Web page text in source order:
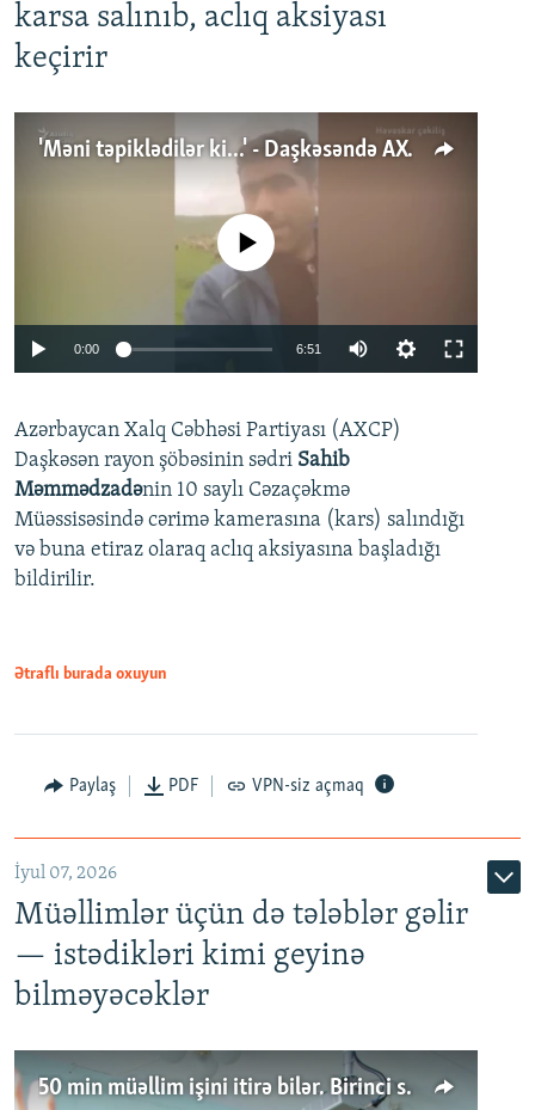
karsa salınıb, aclıq aksiyası
keçirir
'Məni təpiklədilər ki...' - Daşkəsəndə AXCP fəalının yaxınları onun həbsinə etiraz edirlər
Auto 240p 360p
720p 1080p
No media source currently available
0:00 6:51
360p
720p
1080p
Azərbaycan Xalq Cəbhəsi Partiyası (AXCP)
Daşkəsən rayon şöbəsinin sədri Sahib
Məmmədzadənin 10 saylı Cəzaçəkmə
Müəssisəsində cərimə kamerasına (kars) salındığı
və buna etiraz olaraq aclıq aksiyasına başladığı
bildirilir.
Ətraflı burada oxuyun
Paylaş PDF VPN-siz açmaq
İyul 07, 2026
Müəllimlər üçün də tələblər gəlir
— istədikləri kimi geyinə
bilməyəcəklər
50 min müəllim işini itirə bilər. Birinci sinfə gedənlər azalır